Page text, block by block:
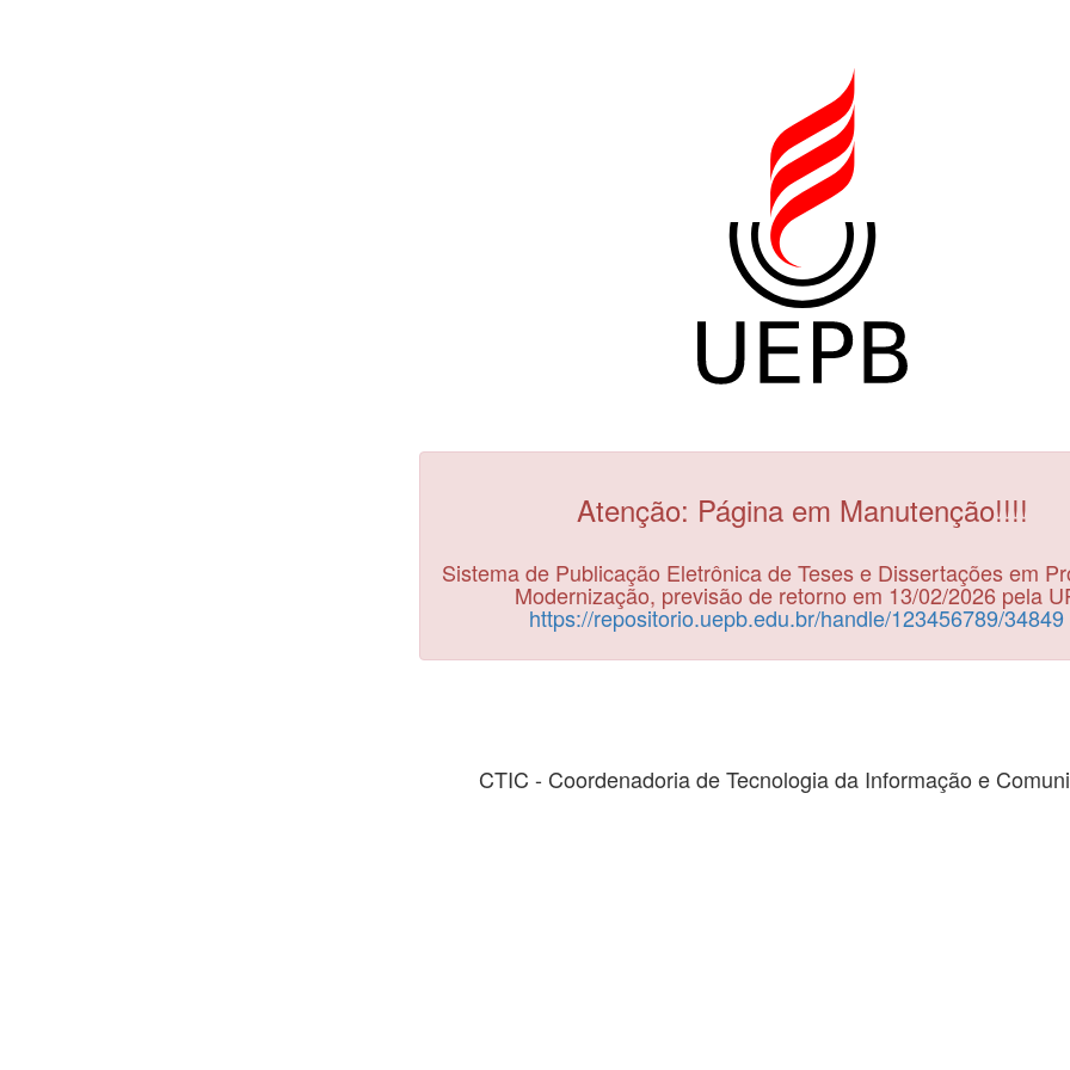
Atenção: Página em Manutenção!!!!
Sistema de Publicação Eletrônica de Teses e Dissertações em
Modernização, previsão de retorno em 13/02/2026 pela
https://repositorio.uepb.edu.br/handle/123456789/34849
CTIC - Coordenadoria de Tecnologia da Informação e